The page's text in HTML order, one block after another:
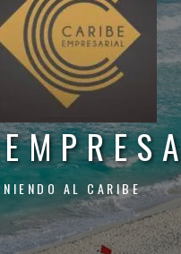
AL CARIBE